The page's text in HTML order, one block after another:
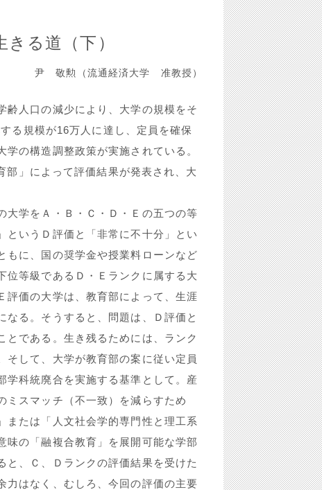
る道（下）
尹 敬勲（流通経済大学 准教授）
人口の減少により、大学の規模をそ
る規模が16万人に達し、定員を確保
の構造調整政策が実施されている。
」によって評価結果が発表され、大
学をＡ・Ｂ・Ｃ・Ｄ・Ｅの五つの等
というＤ評価と「非常に不十分」とい
もに、国の奨学金や授業料ローンなど
位等級であるＤ・Ｅランクに属する大
評価の大学は、教育部によって、生涯
る。そうすると、問題は、Ｄ評価と
とである。生き残るためには、ランク
そして、大学が教育部の案に従い定員
学科統廃合を実施する基準として。産
ミスマッチ（不一致）を減らすため
または「人文社会学的専門性と理工系
味の「融複合教育」を展開可能な学部
、Ｃ、Ｄランクの評価結果を受けた
力はなく、むしろ、今回の評価の主要